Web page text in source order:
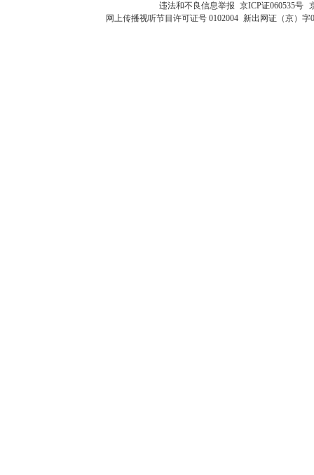
违法和不良信息举报 京ICP证060535号
网上传播视听节目许可证号 0102004 新出网证（京）